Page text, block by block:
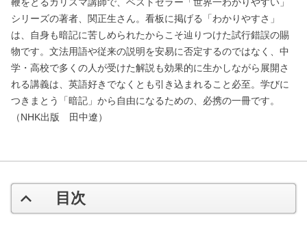
シリーズの著者、関正生さん。看板に掲げる「わかりやすさ」
は、自身も暗記に苦しめられたからこそ辿りつけた試行錯誤の賜
物です。文法用語や従来の説明を安易に否定するのではなく、中
学・高校で多くの人が受けた解説も効果的に生かしながら展開さ
れる講義は、英語好きでなくとも引き込まれること必至。学びに
つきまとう「暗記」から自由になるための、必携の一冊です。
（NHK出版 田中遼）
目次